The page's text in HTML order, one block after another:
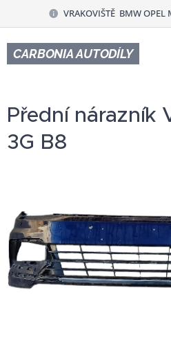
VRAKOVIŠTĚ BMW OPEL
CARBONIA AUTODÍLY
Přední nárazník
3G B8